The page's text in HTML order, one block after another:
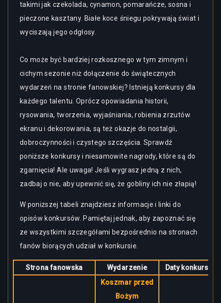
takimi jak czekolada, cynamon, pomarańcze, sosna i
pieczone kasztany. Białe koce śniegu pokrywają świat i
wyciszają jego odgłosy.
Co może być bardziej rozkosznego w tym zimnym i
cichym sezonie niż dołączenie do świątecznych
wydarzeń na stronie fanowskiej? Istnieją konkursy dla
każdego talentu. Oprócz opowiadania historii,
rysowania, tworzenia, wyjaśniania, robienia zrzutów
ekranu i dekorowania, są też okazje do nostalgii,
dobroczynności i czystego szczęścia. Sprawdź
poniższe konkursy i niesamowite nagrody, które są do
zgarnięcia! Ale uwaga! Jeśli wygrasz jedną z nich,
zadbaj o nie, aby upewnić się, że gobliny ich nie złapią!
W poniższej tabeli znajdziesz informacje i linki do
opisów konkursów. Pamiętaj jednak, aby zapoznać się
ze wszystkimi szczegółami bezpośrednio na stronach
fanów biorących udział w konkursie.
Strona fanowska Wydarzenie
Daty konkursów
Koszmar przed
Bożym